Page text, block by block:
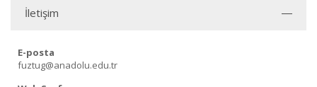
İletişim
E-posta
fuztug@anadolu.edu.tr